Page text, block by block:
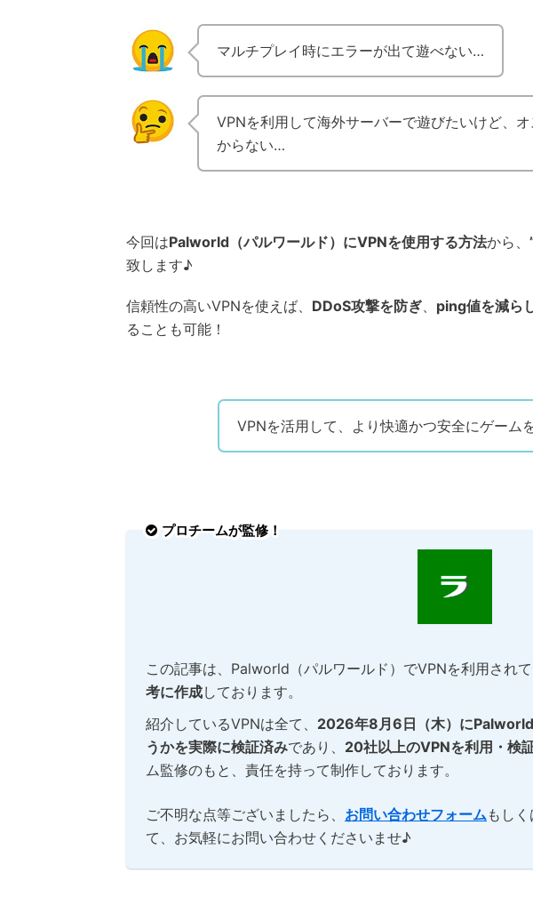
マルチプレイ時にエラーが出て遊べない…
VPNを利用して海外サーバーで遊びたいけど、
からない…
今回はPalworld（パルワールド）にVPNを使用する方法から、
致します♪
信頼性の高いVPNを使えば、 DDoS攻撃を防ぎ、 ping値を減ら
ることも可能！
VPNを活用して、より快適かつ安全にゲーム
プロチームが監修！
この記事は、Palworld（パルワールド）でVPNを利用され
考に作成しております。
紹介しているVPNは全て、 2026年8月6日（木）に
うかを実際に検証済みであり、 20社以上のVPNを利用・検
ム監修のもと、責任を持って制作しております。
ご不明な点等ございましたら、 お問い合わせフォーム もしく
て、お気軽にお問い合わせくださいませ♪